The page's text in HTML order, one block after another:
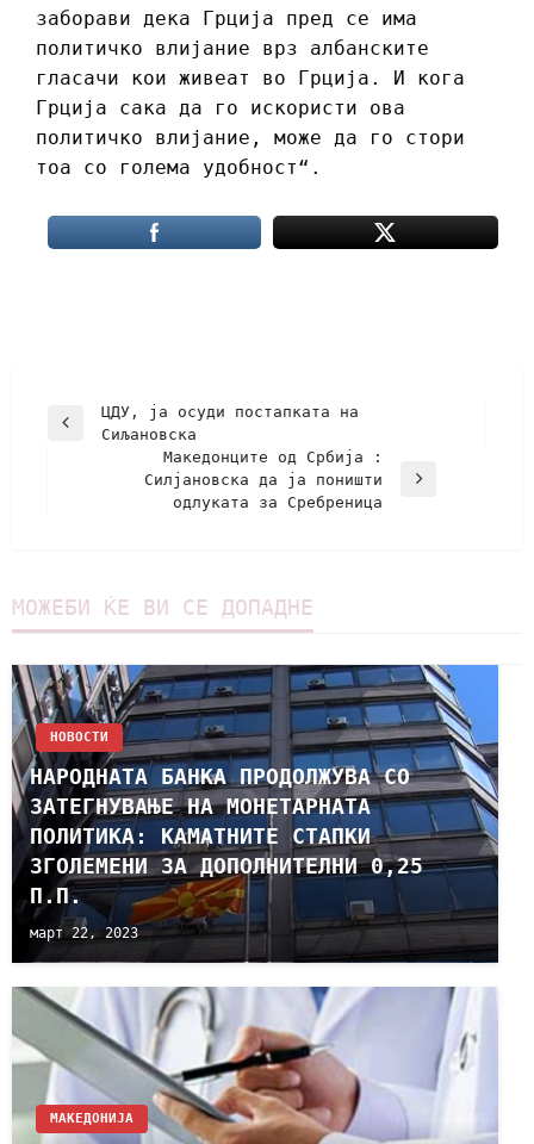
заборави дека Грција пред се има
политичко влијание врз албанските
гласачи кои живеат во Грција. И кога
Грција сака да го искористи ова
политичко влијание, може да го стори
тоа со голема удобност“.
ЦДУ, ја осуди постапката на
Сиљановска
Македонците од Србија :
Силјановска да ја поништи
одлуката за Сребреница
МОЖЕБИ ЌЕ ВИ СЕ ДОПАДНЕ
НОВОСТИ
НАРОДНАТА БАНКА ПРОДОЛЖУВА СО
ЗАТЕГНУВАЊЕ НА МОНЕТАРНАТА
ПОЛИТИКА: КАМАТНИТЕ СТАПКИ
ЗГОЛЕМЕНИ ЗА ДОПОЛНИТЕЛНИ 0,25
П.П.
март 22, 2023
МАКЕДОНИЈА